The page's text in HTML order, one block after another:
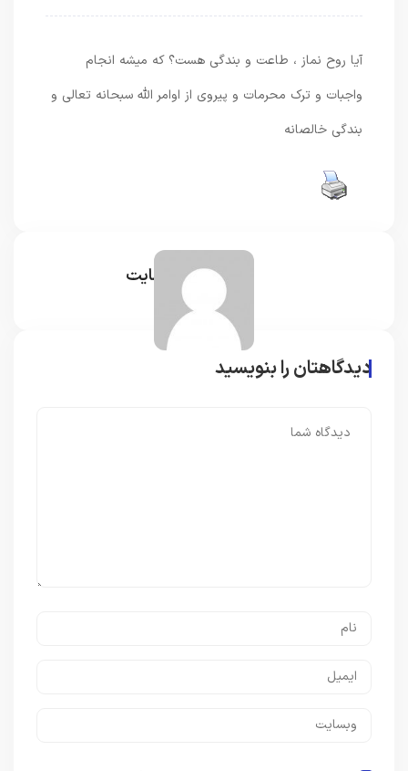
آیا روح نماز ، طاعت و‌ بندگی هست؟ که میشه انجام
واجبات و ترک محرمات و پیروی از اوامر الله سبحانه تعالی و
بندگی خالصانه
مدیر سایت
دیدگاهتان را بنویسید